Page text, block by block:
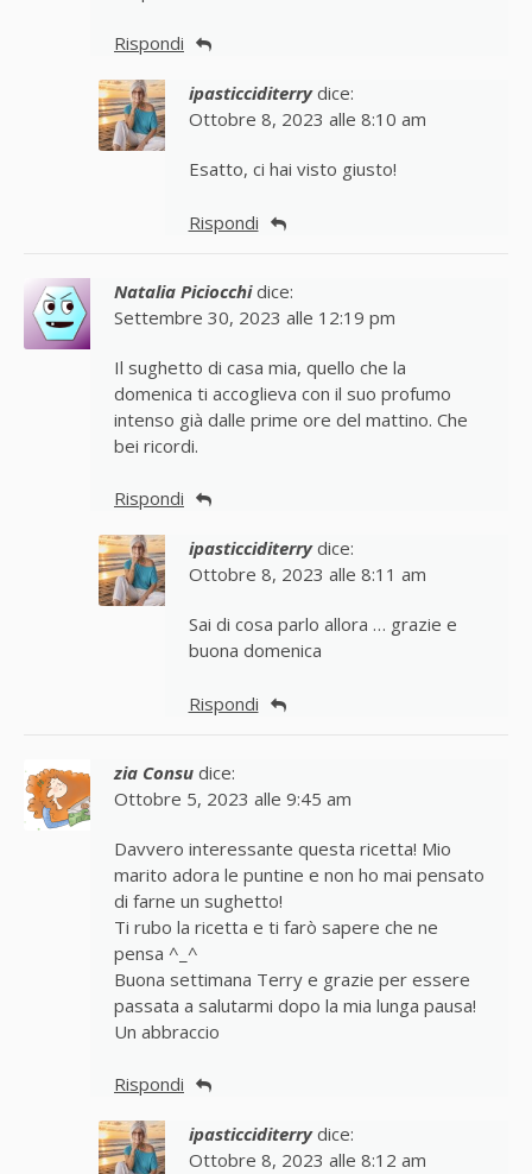
Rispondi
ipasticciditerry dice:
Ottobre 8, 2023 alle 8:10 am
Esatto, ci hai visto giusto!
Rispondi
Natalia Piciocchi dice:
Settembre 30, 2023 alle 12:19 pm
Il sughetto di casa mia, quello che la
domenica ti accoglieva con il suo profumo
intenso già dalle prime ore del mattino. Che
bei ricordi.
Rispondi
ipasticciditerry dice:
Ottobre 8, 2023 alle 8:11 am
Sai di cosa parlo allora … grazie e
buona domenica
Rispondi
zia Consu dice:
Ottobre 5, 2023 alle 9:45 am
Davvero interessante questa ricetta! Mio
marito adora le puntine e non ho mai pensato
di farne un sughetto!
Ti rubo la ricetta e ti farò sapere che ne
pensa ^_^
Buona settimana Terry e grazie per essere
passata a salutarmi dopo la mia lunga pausa!
Un abbraccio
Rispondi
ipasticciditerry dice:
Ottobre 8, 2023 alle 8:12 am